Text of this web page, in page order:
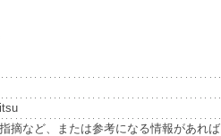
摘など、または参考になる情報があれ